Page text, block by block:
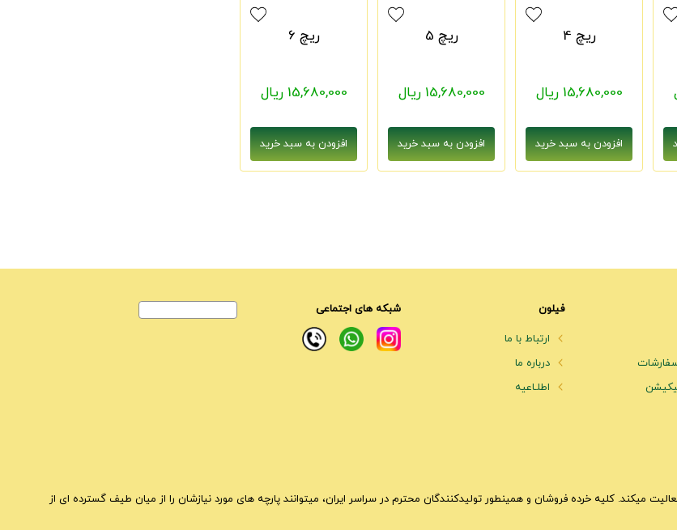
ریچ 4
15,680,000 ریال
ریچ 5
15,680,000 ریال
ریچ 6
15,680,000 ریال
فیلون
ارتباط با ما
درباره ما
اطلـاعیه
شبکه های اجتماعی
میکند. کلیه خرده فروشان و همینطور تولیدکنندگان محترم در سراسر ایران، میتوانند پارچه های مورد نیازشان را از میان طیف گسترده ای از